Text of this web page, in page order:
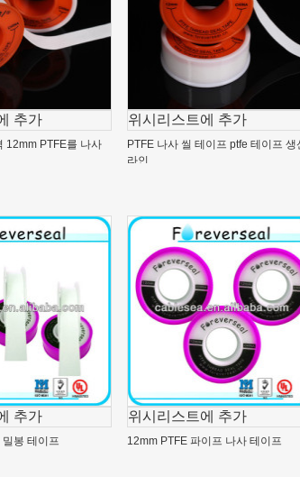
추가
12mm PTFE를 나사
위시리스트에 추가
PTFE 나사 씰 테이프 ptfe 테이프 생
라인
추가
봉 테이프
위시리스트에 추가
12mm PTFE 파이프 나사 테이프